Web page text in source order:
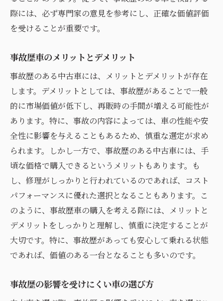
際には、必ず専門家の意見を参考にし、正確な価値評価
を受けることが重要です。
事故歴車のメリットとデメリット
事故歴のある中古車には、メリットとデメリットが存在
します。デメリットとしては、事故歴があることで一般
的に市場価値が低下し、再販時の手間が増える可能性が
あります。特に、事故の内容によっては、車の性能や安
全性に影響を与えることもあるため、慎重な選定が求め
られます。しかし一方で、事故歴のある中古車には、手
頃な価格で購入できるというメリットもあります。も
し、修理がしっかりと行われているのであれば、コスト
パフォーマンスに優れた選択となることもあります。こ
のように、事故歴車の購入を考える際には、メリットと
デメリットをしっかりと理解し、慎重に決定することが
大切です。特に、事故歴があっても安心して乗れる状態
であれば、価値のある一台となることも多いのです。
事故歴の影響を受けにくい車の選び方